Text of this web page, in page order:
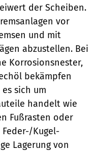
der Scheiben.
vor
und mit
abzustellen. Bei
Korrosionsnester,
bekämpfen
sich um
handelt wie
Fußrasten oder
Kugel-
Lagerung von